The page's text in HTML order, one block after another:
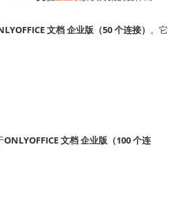
文档 企业版（50 个连接） 。它
ONLYOFFICE 文档 企业版（100 个连